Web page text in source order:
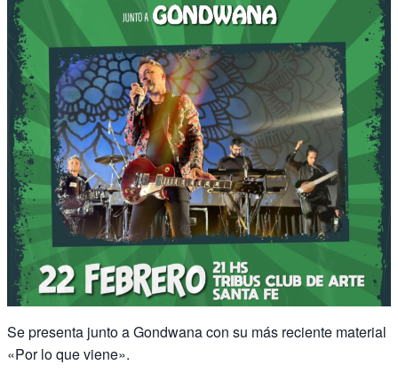
Se presenta junto a Gondwana con su más reciente material
«Por lo que viene».